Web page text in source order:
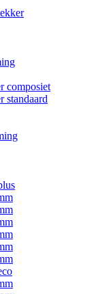
composiet
standaard